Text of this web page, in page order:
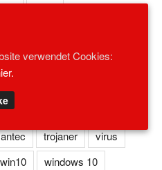
flash
microsoft ie
redstone
trojaner
virus
win10
windows 10
verwendet Cookies: